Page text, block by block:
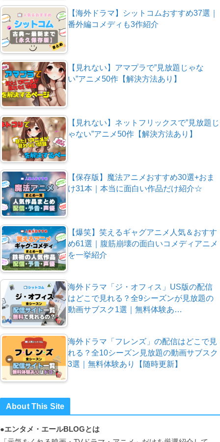
【海外ドラマ】シットコムおすすめ37選｜
番外編コメディも3作紹介
【見れない】アマプラで”見放題じゃな
い”アニメ50作【解決方法あり】
【見れない】ネットフリックスで”見放題じ
ゃない”アニメ50作【解決方法あり】
【保存版】魔法アニメおすすめ30選+おま
け31本｜本当に面白い作品だけ紹介☆
【爆笑】笑えるギャグアニメ人気＆おすす
め61選｜腹筋崩壊の面白いコメディアニメ
を一挙紹介
海外ドラマ「ジ・オフィス」US版の配信
はどこで見れる？全9シーズンが見放題の
動画サブスク1選｜無料体験あ…
海外ドラマ「フレンズ」の配信はどこで見
れる？全10シーズン見放題の動画サブスク
3選｜無料体験あり【随時更新】
About This Site
●エンタメ・エールBLOGとは